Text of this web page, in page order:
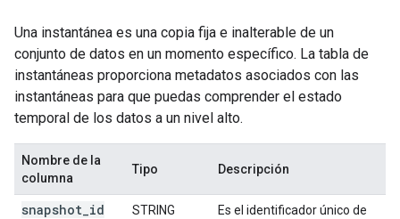
Una instantánea es una copia fija e inalterable de un
conjunto de datos en un momento específico. La tabla de
instantáneas proporciona metadatos asociados con las
instantáneas para que puedas comprender el estado
temporal de los datos a un nivel alto.
Nombre de la
columna
Tipo Descripción
snapshot id STRING
Es el identificador único de